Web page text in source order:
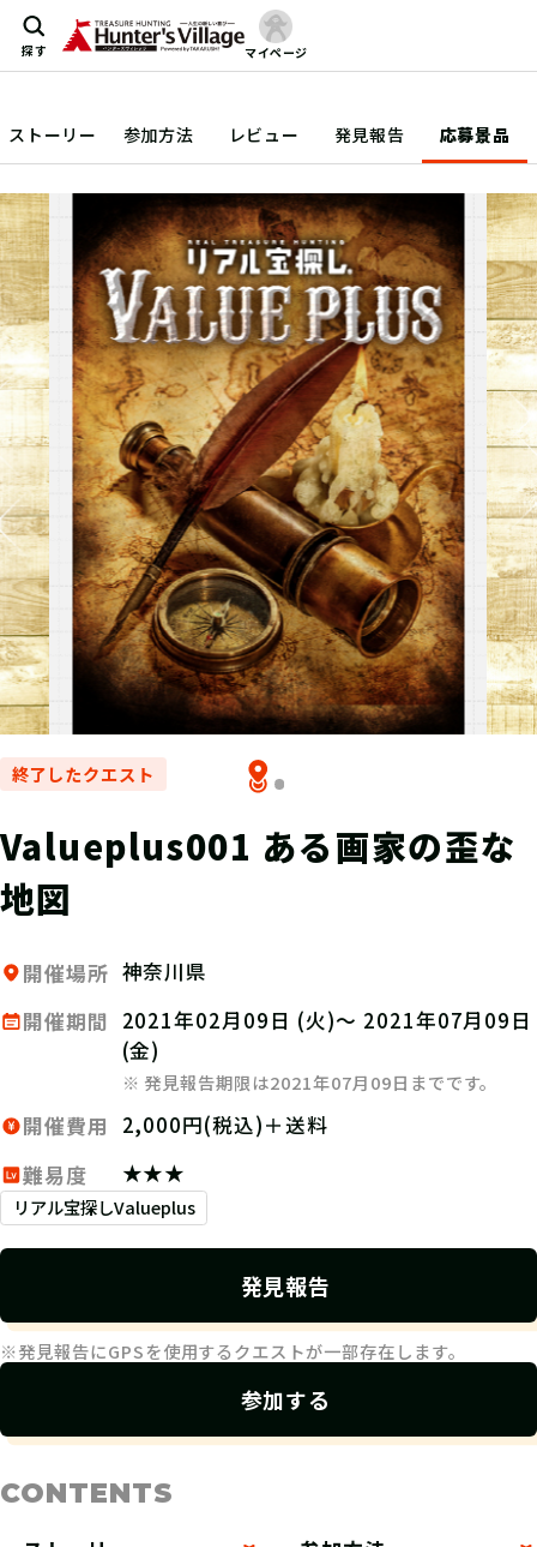
探す マイページ
ストーリー 参加方法 レビュー 発見報告 応募景品
終了したクエスト
Valueplus001 ある画家の歪な
地図
開催場所 神奈川県
開催期間
2021年02月09日 (火)～ 2021年07月09日
(金)
※ 発見報告期限は2021年07月09日までです。
開催費用
2,000円(税込)＋送料
難易度
★★★
リアル宝探しValueplus
発見報告
※発見報告にGPSを使用するクエストが一部存在します。
参加する
CONTENTS